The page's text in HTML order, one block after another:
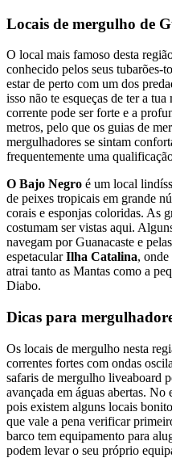
Locais de mergulho de
O local mais famoso desta
conhecido pelos seus tubarões-
estar de perto com um dos
isso não te esqueças de ter a
corrente pode ser forte e a
metros, pelo que os guias de
mergulhadores se sintam
frequentemente uma
O Bajo Negro é um local
de peixes tropicais em grande
corais e esponjas coloridas. As
costumam ser vistas aqui.
navegam por Guanacaste e
espetacularIlha Catalina,
atrai tanto as Mantas como a
Diabo.
Dicas para
Os locais de mergulho nesta
correntes fortes com ondas
safaris de mergulho liveaboard
avançada em águas abertas. No
pois existem alguns locais
que vale a pena verificar
barco tem equipamento para
podem levar o seu próprio